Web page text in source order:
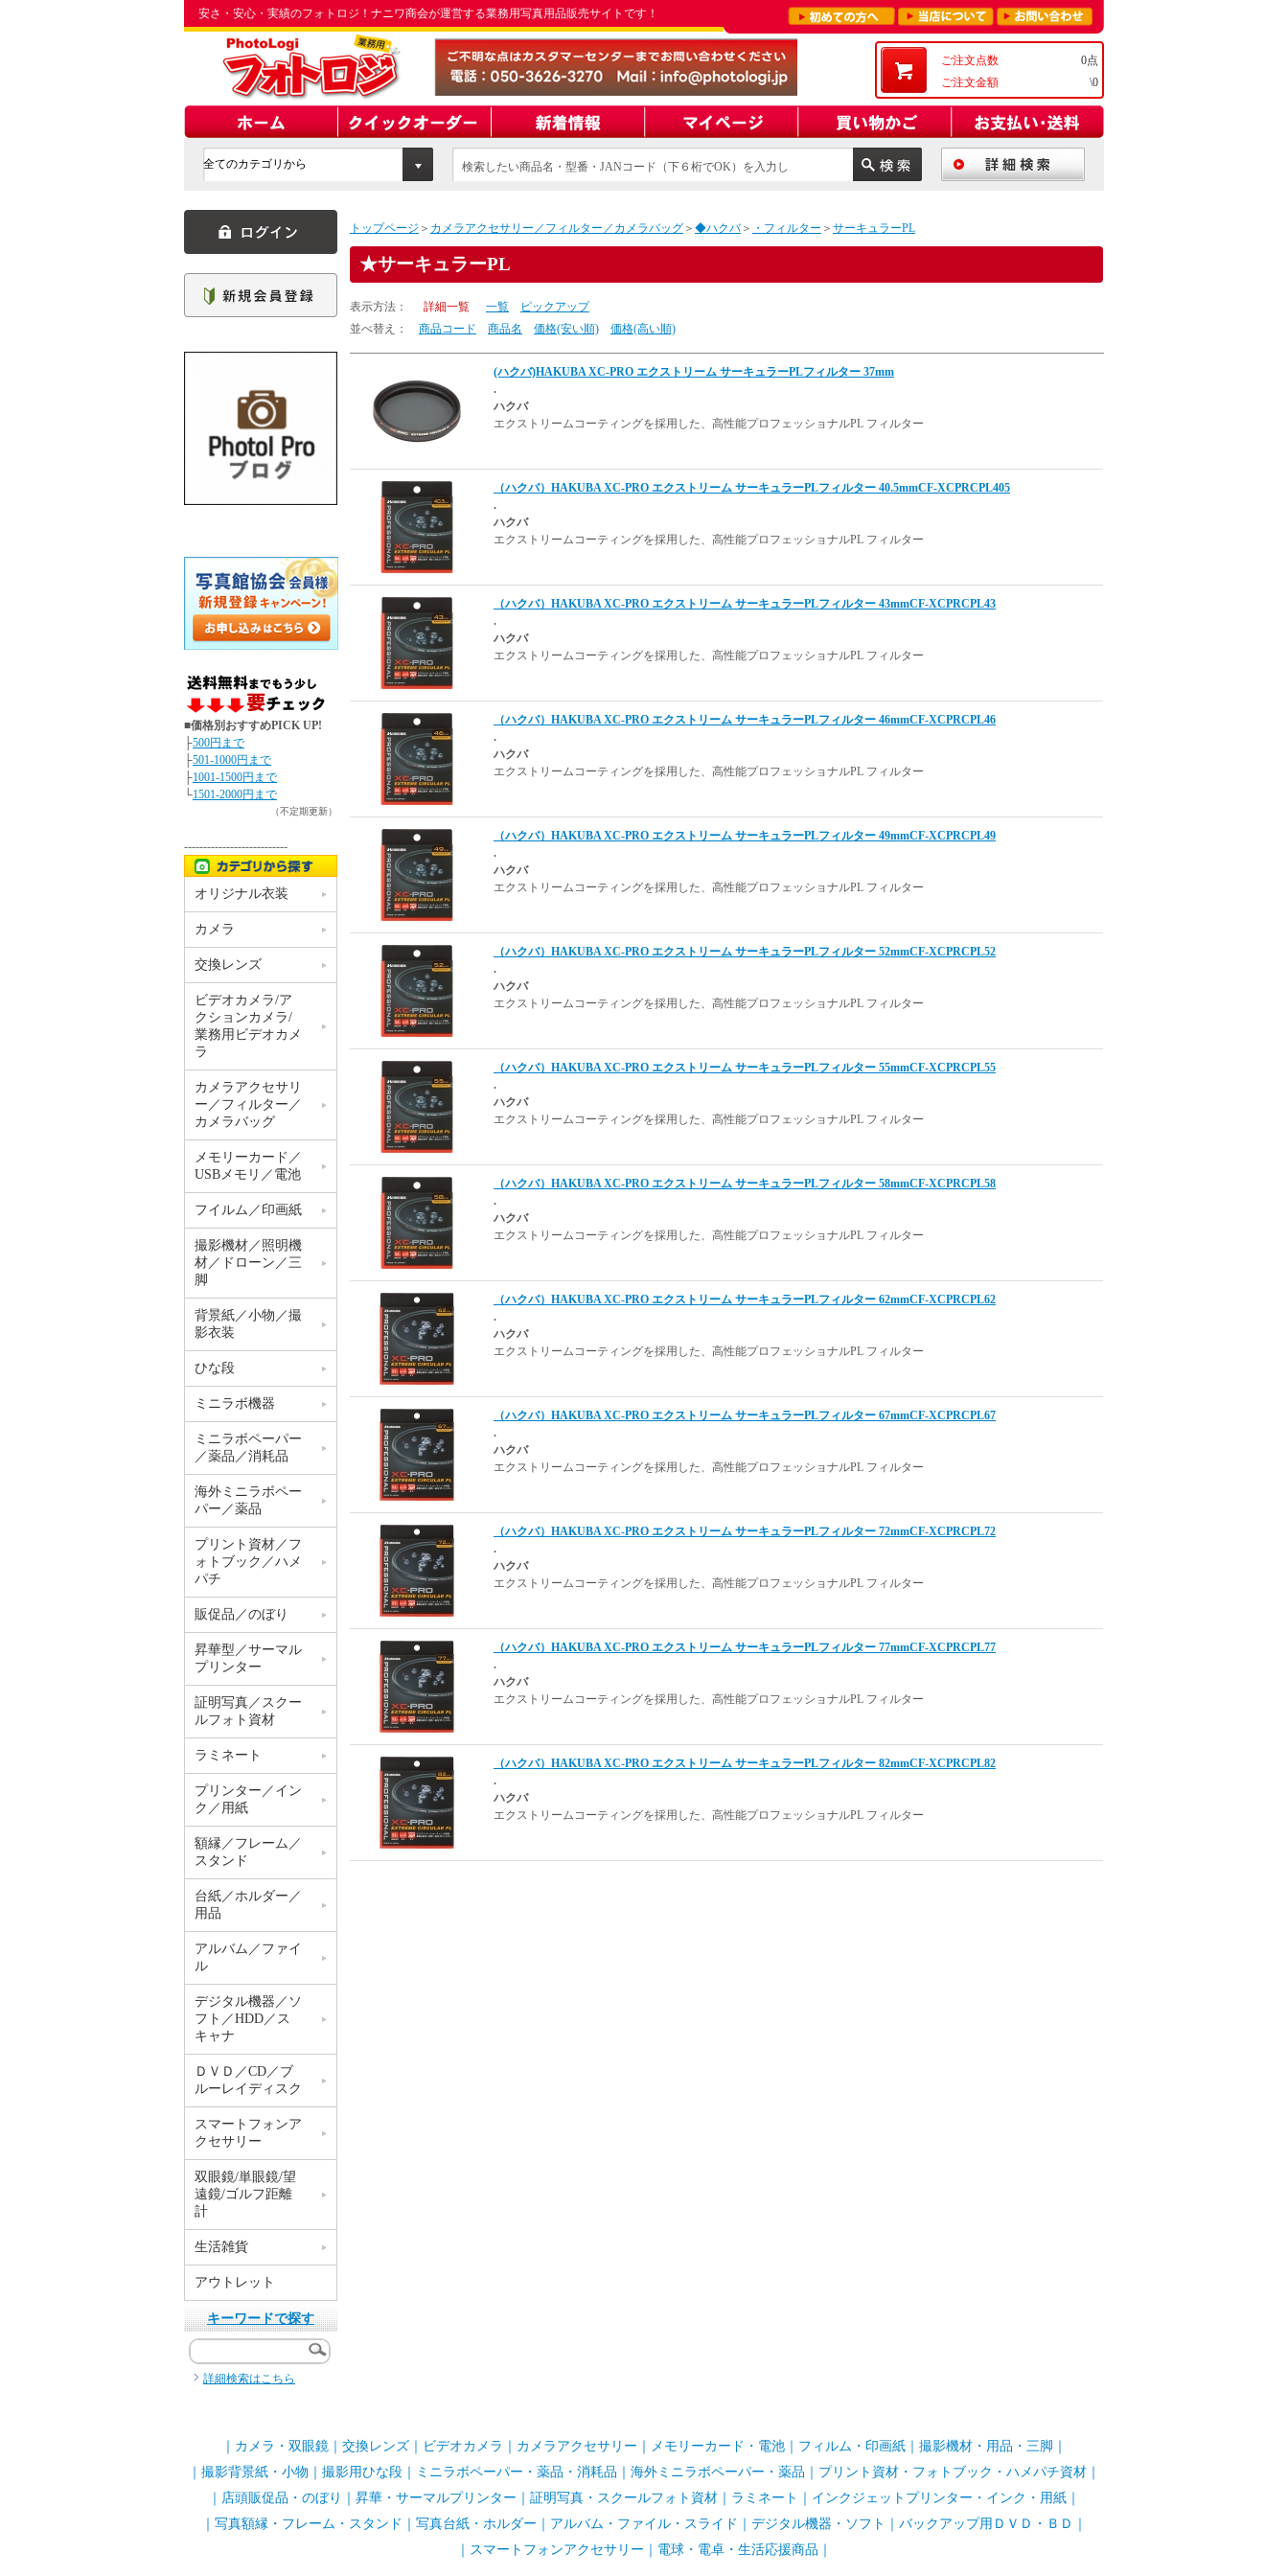
安さ・安心・実績のフォトロジ！ナニワ商会が運営する業務用写真用品販売サイトです！
ご注文点数
0点
ご注文金額
\0
検索したい商品名・型番・JANコード（下６桁でOK）を入力し
トップページ ＞ カメラアクセサリー／フィルター／カメラバッグ ＞ ◆ハクバ＞ ・フィルター ＞ サーキュラーPL
サーキュラーPL
表示方法： 詳細一覧 一覧
ピックアップ
並べ替え：
商品コード 商品名 価格(安い順) 価格(高い順)
(ハクバ)HAKUBA XC-PRO エクストリーム サーキュラーPLフィルター 37mm
.
ハクバ
エクストリームコーティングを採用した、高性能プロフェッショナルPL フィルター
（ハクバ）HAKUBA XC-PRO エクストリーム サーキュラーPLフィルター 40.5mmCF-XCPRCPL405
.
ハクバ
エクストリームコーティングを採用した、高性能プロフェッショナルPL フィルター
（ハクバ）HAKUBA XC-PRO エクストリーム サーキュラーPLフィルター 43mmCF-XCPRCPL43
.
ハクバ
エクストリームコーティングを採用した、高性能プロフェッショナルPL フィルター
（ハクバ）HAKUBA XC-PRO エクストリーム サーキュラーPLフィルター 46mmCF-XCPRCPL46
.
ハクバ
エクストリームコーティングを採用した、高性能プロフェッショナルPL フィルター
（ハクバ）HAKUBA XC-PRO エクストリーム サーキュラーPLフィルター 49mmCF-XCPRCPL49
.
ハクバ
エクストリームコーティングを採用した、高性能プロフェッショナルPL フィルター
（ハクバ）HAKUBA XC-PRO エクストリーム サーキュラーPLフィルター 52mmCF-XCPRCPL52
.
ハクバ
エクストリームコーティングを採用した、高性能プロフェッショナルPL フィルター
（ハクバ）HAKUBA XC-PRO エクストリーム サーキュラーPLフィルター 55mmCF-XCPRCPL55
.
ハクバ
エクストリームコーティングを採用した、高性能プロフェッショナルPL フィルター
（ハクバ）HAKUBA XC-PRO エクストリーム サーキュラーPLフィルター 58mmCF-XCPRCPL58
.
ハクバ
エクストリームコーティングを採用した、高性能プロフェッショナルPL フィルター
（ハクバ）HAKUBA XC-PRO エクストリーム サーキュラーPLフィルター 62mmCF-XCPRCPL62
.
ハクバ
エクストリームコーティングを採用した、高性能プロフェッショナルPL フィルター
（ハクバ）HAKUBA XC-PRO エクストリーム サーキュラーPLフィルター 67mmCF-XCPRCPL67
.
ハクバ
エクストリームコーティングを採用した、高性能プロフェッショナルPL フィルター
（ハクバ）HAKUBA XC-PRO エクストリーム サーキュラーPLフィルター 72mmCF-XCPRCPL72
.
ハクバ
エクストリームコーティングを採用した、高性能プロフェッショナルPL フィルター
（ハクバ）HAKUBA XC-PRO エクストリーム サーキュラーPLフィルター 77mmCF-XCPRCPL77
.
ハクバ
エクストリームコーティングを採用した、高性能プロフェッショナルPL フィルター
（ハクバ）HAKUBA XC-PRO エクストリーム サーキュラーPLフィルター 82mmCF-XCPRCPL82
.
ハクバ
エクストリームコーティングを採用した、高性能プロフェッショナルPL フィルター
■価格別おすすめPICK UP!
├500円まで
├501-1000円まで
├1001-1500円まで
└1501-2000円まで
（不定期更新）
---------------------------
オリジナル衣装
カメラ
交換レンズ
ビデオカメラ/ア
クションカメラ/
業務用ビデオカメ
ラ
カメラアクセサリ
ー／フィルター／
カメラバッグ
メモリーカード／
USBメモリ／電池
フイルム／印画紙
撮影機材／照明機
材／ドローン／三
脚
背景紙／小物／撮
影衣装
ひな段
ミニラボ機器
ミニラボペーパー
／薬品／消耗品
海外ミニラボペー
パー／薬品
プリント資材／フ
ォトブック／ハメ
パチ
販促品／のぼり
昇華型／サーマル
プリンター
証明写真／スクー
ルフォト資材
ラミネート
プリンター／イン
ク／用紙
額縁／フレーム／
スタンド
台紙／ホルダー／
用品
アルバム／ファイ
ル
デジタル機器／ソ
フト／HDD／ス
キャナ
ＤＶＤ／CD／ブ
ルーレイディスク
スマートフォンア
クセサリー
双眼鏡/単眼鏡/望
遠鏡/ゴルフ距離
計
生活雑貨
アウトレット
キーワードで探す
詳細検索はこちら
カメラ・双眼鏡 交換レンズ ビデオカメラ カメラアクセサリー メモリーカード・電池 フィルム・印画紙 撮影機材・用品・三脚
撮影背景紙・小物 撮影用ひな段 ミニラボペーパー・薬品・消耗品 海外ミニラボペーパー・薬品 プリント資材・フォトブック・ハメパチ資材
店頭販促品・のぼり 昇華・サーマルプリンター 証明写真・スクールフォト資材 ラミネート インクジェットプリンター・インク・用紙
写真額縁・フレーム・スタンド 写真台紙・ホルダー アルバム・ファイル・スライド デジタル機器・ソフト バックアップ用ＤＶＤ・ＢＤ
スマートフォンアクセサリー 電球・電卓・生活応援商品｜